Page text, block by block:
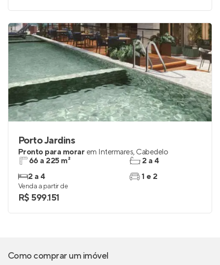
Porto Jardins
Pronto para morar em Intermares, Cabedelo
66 a 225 m²
2 a 4
2 a 4
1 e 2
Venda a partir de
R$ 599.151
Como comprar um imóvel